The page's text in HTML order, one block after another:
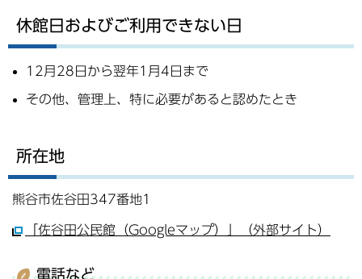
休館日およびご利用できない日
12月28日から翌年1月4日まで
その他、管理上、特に必要があると認めたとき
所在地
熊谷市佐谷田347番地1
「佐谷田公民館（Googleマップ）」（外部サイト）
電話など